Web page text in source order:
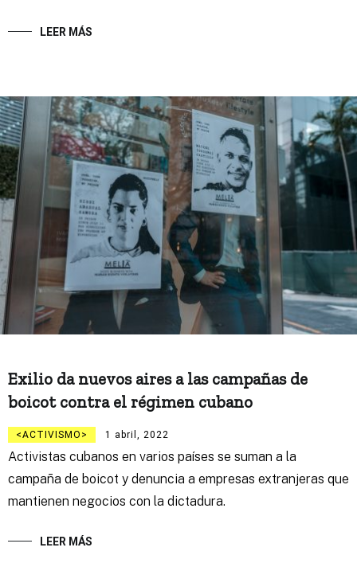
LEER MÁS
Exilio da nuevos aires a las campañas de
boicot contra el régimen cubano
ACTIVISMO 1 abril, 2022
Activistas cubanos en varios países se suman a la
campaña de boicot y denuncia a empresas extranjeras que
mantienen negocios con la dictadura.
LEER MÁS